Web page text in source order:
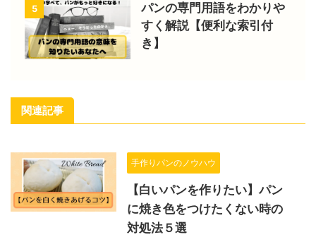
5
パンの専門用語をわかりや
すく解説【便利な索引付
き】
関連記事
手作りパンのノウハウ
【白いパンを作りたい】パン
に焼き色をつけたくない時の
対処法５選